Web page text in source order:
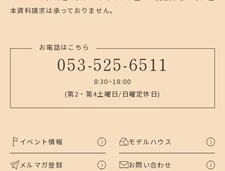
本資料請求は承っておりません。
お電話はこちら
053-525-6511
8:30~18:00
(第2・第4土曜日/日曜定休日)
イベント情報 モデルハウス
メルマガ登録 お問い合わせ